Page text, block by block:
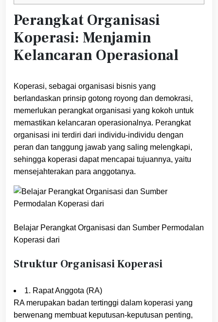
Perangkat Organisasi
Koperasi: Menjamin
Kelancaran Operasional
Koperasi, sebagai organisasi bisnis yang
berlandaskan prinsip gotong royong dan demokrasi,
memerlukan perangkat organisasi yang kokoh untuk
memastikan kelancaran operasionalnya. Perangkat
organisasi ini terdiri dari individu-individu dengan
peran dan tanggung jawab yang saling melengkapi,
sehingga koperasi dapat mencapai tujuannya, yaitu
mensejahterakan para anggotanya.
Belajar Perangkat Organisasi dan Sumber Permodalan
Koperasi dari
Struktur Organisasi Koperasi
1. Rapat Anggota (RA)
RA merupakan badan tertinggi dalam koperasi yang
berwenang membuat keputusan-keputusan penting,